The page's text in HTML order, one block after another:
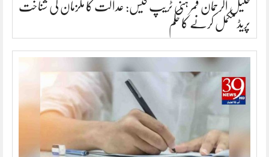
خلیل الرحمان قمر ہنی ٹریپ کیس: عدالت کا ملزمان کی شناخت
پریڈ مکمل کرنے کا حکم